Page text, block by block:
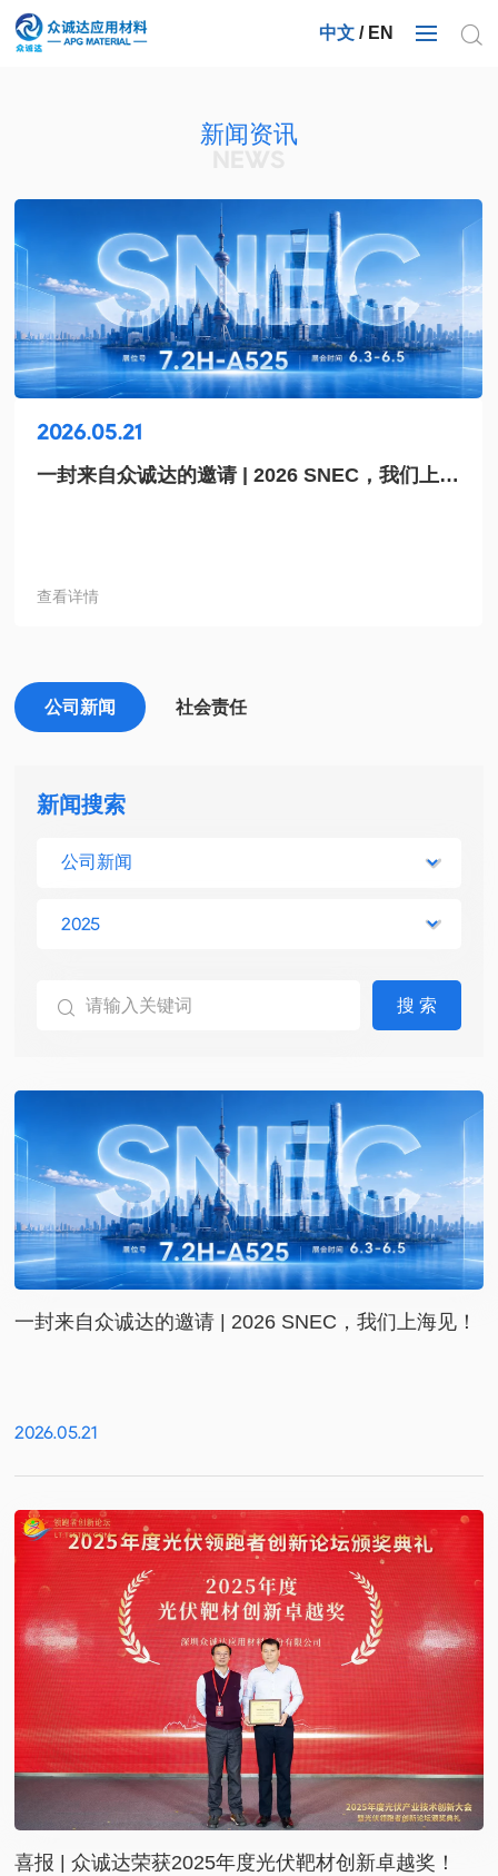
中文/ EN
新闻资讯
2026.05.21
一封来自众诚达的邀请 | 2026 SNEC，我们上海
查看详情
公司新闻 社会责任
一封来自众诚达的邀请 | 2026 SNEC，我们上海见！
2026.05.21
喜报 | 众诚达荣获2025年度光伏靶材创新卓越奖！
新闻搜索
搜 索